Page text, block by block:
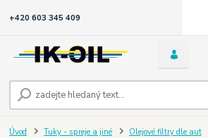
+420 603 345 409
Úvod Tuky - spreje a jiné Olejové filtry dle aut